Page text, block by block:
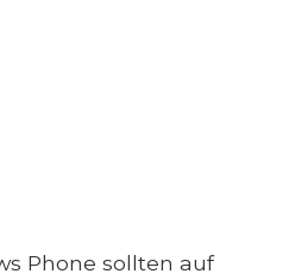
Phone sollten auf